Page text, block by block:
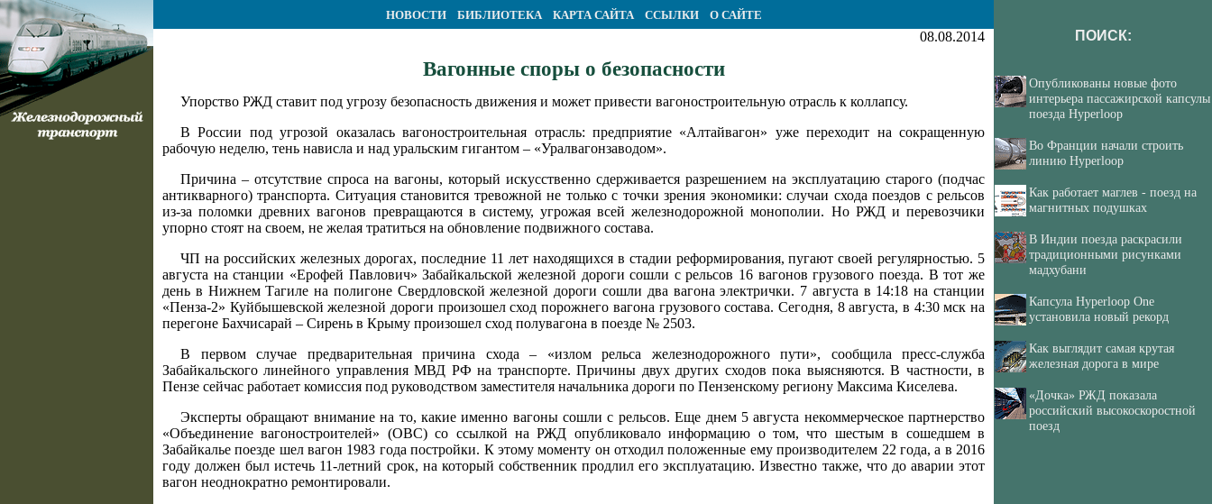
НОВОСТИ БИБЛИОТЕКА КАРТА САЙТА ССЫЛКИ О САЙТЕ
08.08.2014
Вагонные споры о безопасности
Упорство РЖД ставит под угрозу безопасность движения и может привести вагоностроительную отрасль к коллапсу.
В России под угрозой оказалась вагоностроительная отрасль: предприятие «Алтайвагон» уже переходит на сокращенную
рабочую неделю, тень нависла и над уральским гигантом – «Уралвагонзаводом».
Причина – отсутствие спроса на вагоны, который искусственно сдерживается разрешением на эксплуатацию старого (подчас
антикварного) транспорта. Ситуация становится тревожной не только с точки зрения экономики: случаи схода поездов с рельсов
из-за поломки древних вагонов превращаются в систему, угрожая всей железнодорожной монополии. Но РЖД и перевозчики
упорно стоят на своем, не желая тратиться на обновление подвижного состава.
ЧП на российских железных дорогах, последние 11 лет находящихся в стадии реформирования, пугают своей регулярностью. 5
августа на станции «Ерофей Павлович» Забайкальской железной дороги сошли с рельсов 16 вагонов грузового поезда. В тот же
день в Нижнем Тагиле на полигоне Свердловской железной дороги сошли два вагона электрички. 7 августа в 14:18 на станции
«Пенза-2» Куйбышевской железной дороги произошел сход порожнего вагона грузового состава. Сегодня, 8 августа, в 4:30 мск на
перегоне Бахчисарай – Сирень в Крыму произошел сход полувагона в поезде № 2503.
В первом случае предварительная причина схода – «излом рельса железнодорожного пути», сообщила пресс-служба
Забайкальского линейного управления МВД РФ на транспорте. Причины двух других сходов пока выясняются. В частности, в
Пензе сейчас работает комиссия под руководством заместителя начальника дороги по Пензенскому региону Максима Киселева.
Эксперты обращают внимание на то, какие именно вагоны сошли с рельсов. Еще днем 5 августа некоммерческое партнерство
«Объединение вагоностроителей» (ОВС) со ссылкой на РЖД опубликовало информацию о том, что шестым в сошедшем в
Забайкалье поезде шел вагон 1983 года постройки. К этому моменту он отходил положенные ему производителем 22 года, а в 2016
году должен был истечь 11-летний срок, на который собственник продлил его эксплуатацию. Известно также, что до аварии этот
вагон неоднократно ремонтировали.
ПОИСК:
Опубликованы новые фото
интерьера пассажирской капсулы
поезда Hyperloop
Во Франции начали строить
линию Hyperloop
Как работает маглев - поезд на
магнитных подушках
В Индии поезда раскрасили
традиционными рисунками
мадхубани
Капсула Hyperloop One
установила новый рекорд
Как выглядит самая крутая
железная дорога в мире
«Дочка» РЖД показала
российский высокоскоростной
поезд